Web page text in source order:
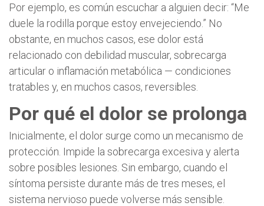
Por ejemplo, es común escuchar a alguien decir: “Me
duele la rodilla porque estoy envejeciendo.” No
obstante, en muchos casos, ese dolor está
relacionado con debilidad muscular, sobrecarga
articular o inflamación metabólica — condiciones
tratables y, en muchos casos, reversibles.
Por qué el dolor se prolonga
Inicialmente, el dolor surge como un mecanismo de
protección. Impide la sobrecarga excesiva y alerta
sobre posibles lesiones. Sin embargo, cuando el
síntoma persiste durante más de tres meses, el
sistema nervioso puede volverse más sensible.